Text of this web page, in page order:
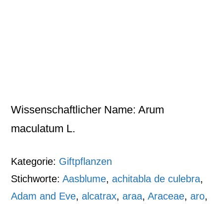
Wissenschaftlicher Name: Arum
maculatum L.
Kategorie: Giftpflanzen
Stichworte:Aasblume,achitabla de culebra,
Adam and Eve,alcatrax,araa,Araceae,aro,